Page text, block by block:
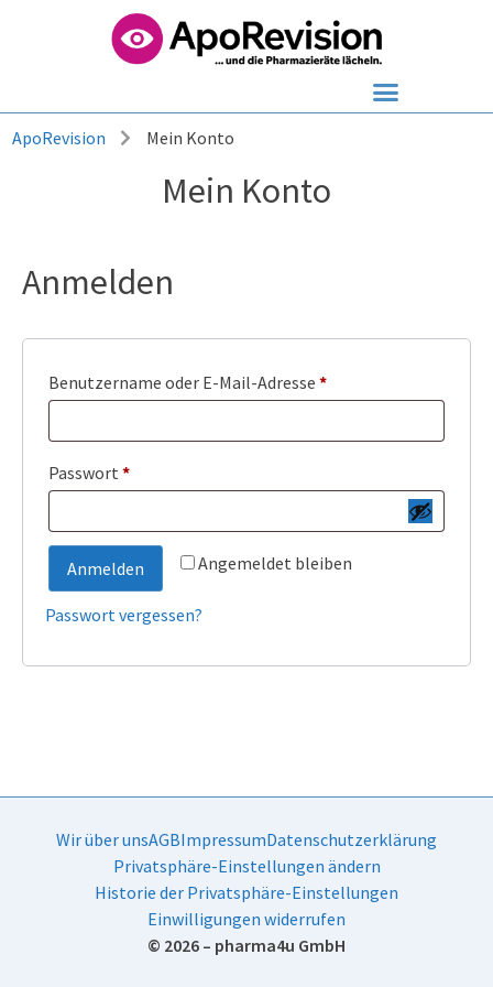
ApoRevision Mein Konto
Mein Konto
Anmelden
Benutzername oder E-Mail-Adresse *
Passwort *
Angemeldet bleiben
Anmelden
Passwort vergessen?
Wir über unsAGBImpressumDatenschutzerklärung
Privatsphäre-Einstellungen ändern
Historie der Privatsphäre-Einstellungen
Einwilligungen widerrufen
© 2026 – pharma4u GmbH